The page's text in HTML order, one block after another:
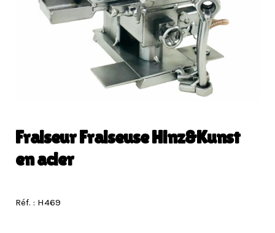
Fraiseur Fraiseuse Hinz&Kunst
en acier
Réf. : H469